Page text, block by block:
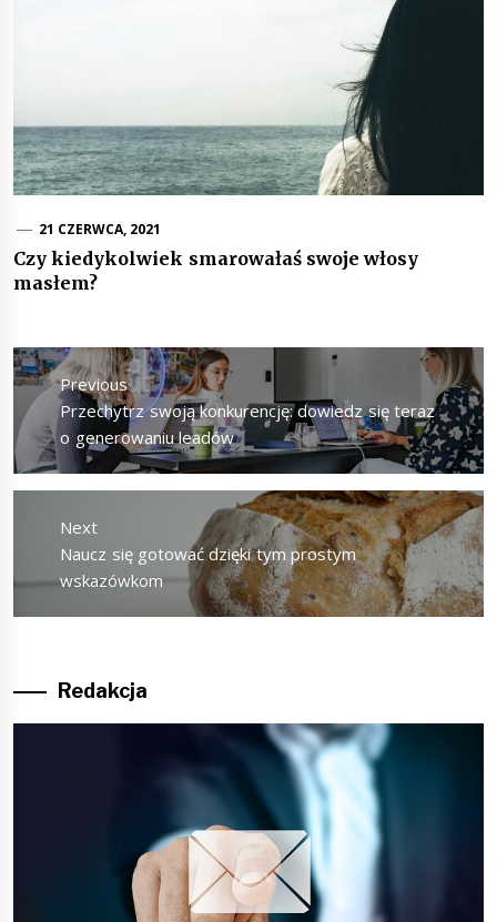
21 CZERWCA, 2021
Czy kiedykolwiek smarowałaś swoje włosy
masłem?
Nawigacja
wpisuPrevious
Previous
post:
Przechytrz swoją konkurencję: dowiedz się teraz
o generowaniu leadów
Next
Next
post:
Naucz się gotować dzięki tym prostym
wskazówkom
Redakcja